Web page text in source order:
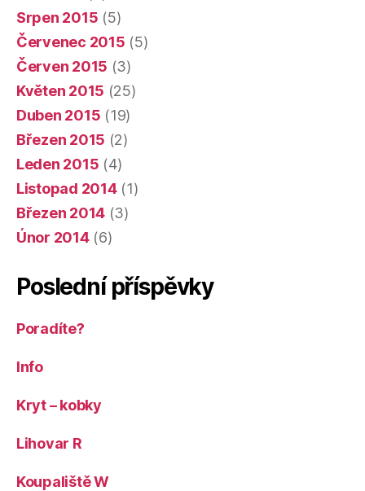
Srpen 2015 (5)
Červenec 2015 (5)
Červen 2015 (3)
Květen 2015 (25)
Duben 2015 (19)
Březen 2015 (2)
Leden 2015 (4)
Listopad 2014(1)
Březen 2014 (3)
Únor 2014(6)
Poslední příspěvky
Poradíte?
Info
Kryt – kobky
Lihovar R
Koupaliště W